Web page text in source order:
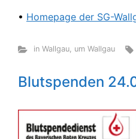
• Homepage der SG-
in Wallgau, um Wallgau
Blutspenden